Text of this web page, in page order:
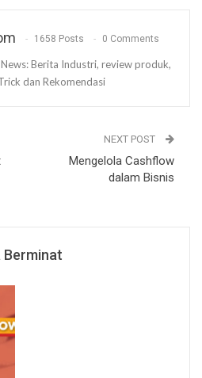
1658 Posts 0 Comments
Berita Industri, review produk,
dan Rekomendasi
NEXT POST
Mengelola Cashflow
dalam Bisnis
Berminat